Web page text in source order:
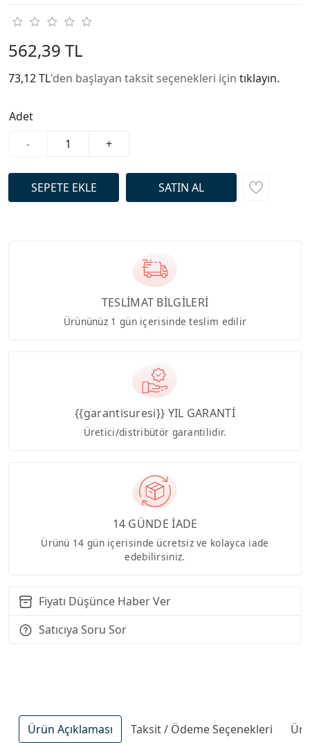
562,39 TL
73,12 TL'den başlayan taksit seçenekleri için tıklayın.
Adet
-
+
TESLİMAT BİLGİLERİ
Ürününüz 1 gün içerisinde teslim edilir
{{garantisuresi}} YIL GARANTİ
Üretici/distribütör garantilidir.
14 GÜNDE İADE
Ürünü 14 gün içerisinde ücretsiz ve kolayca iade
edebilirsiniz.
Fiyatı Düşünce Haber Ver
Satıcıya Soru Sor
Ürün Açıklaması Taksit / Ödeme Seçenekleri